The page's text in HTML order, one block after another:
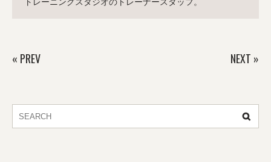
« PREV NEXT »